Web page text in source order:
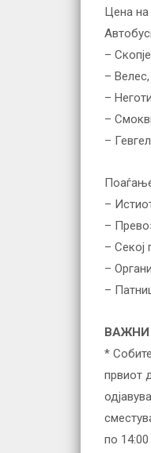
Цена на
–
–
–
–
–
–
–
– Секој
–
–
*
првиот
по